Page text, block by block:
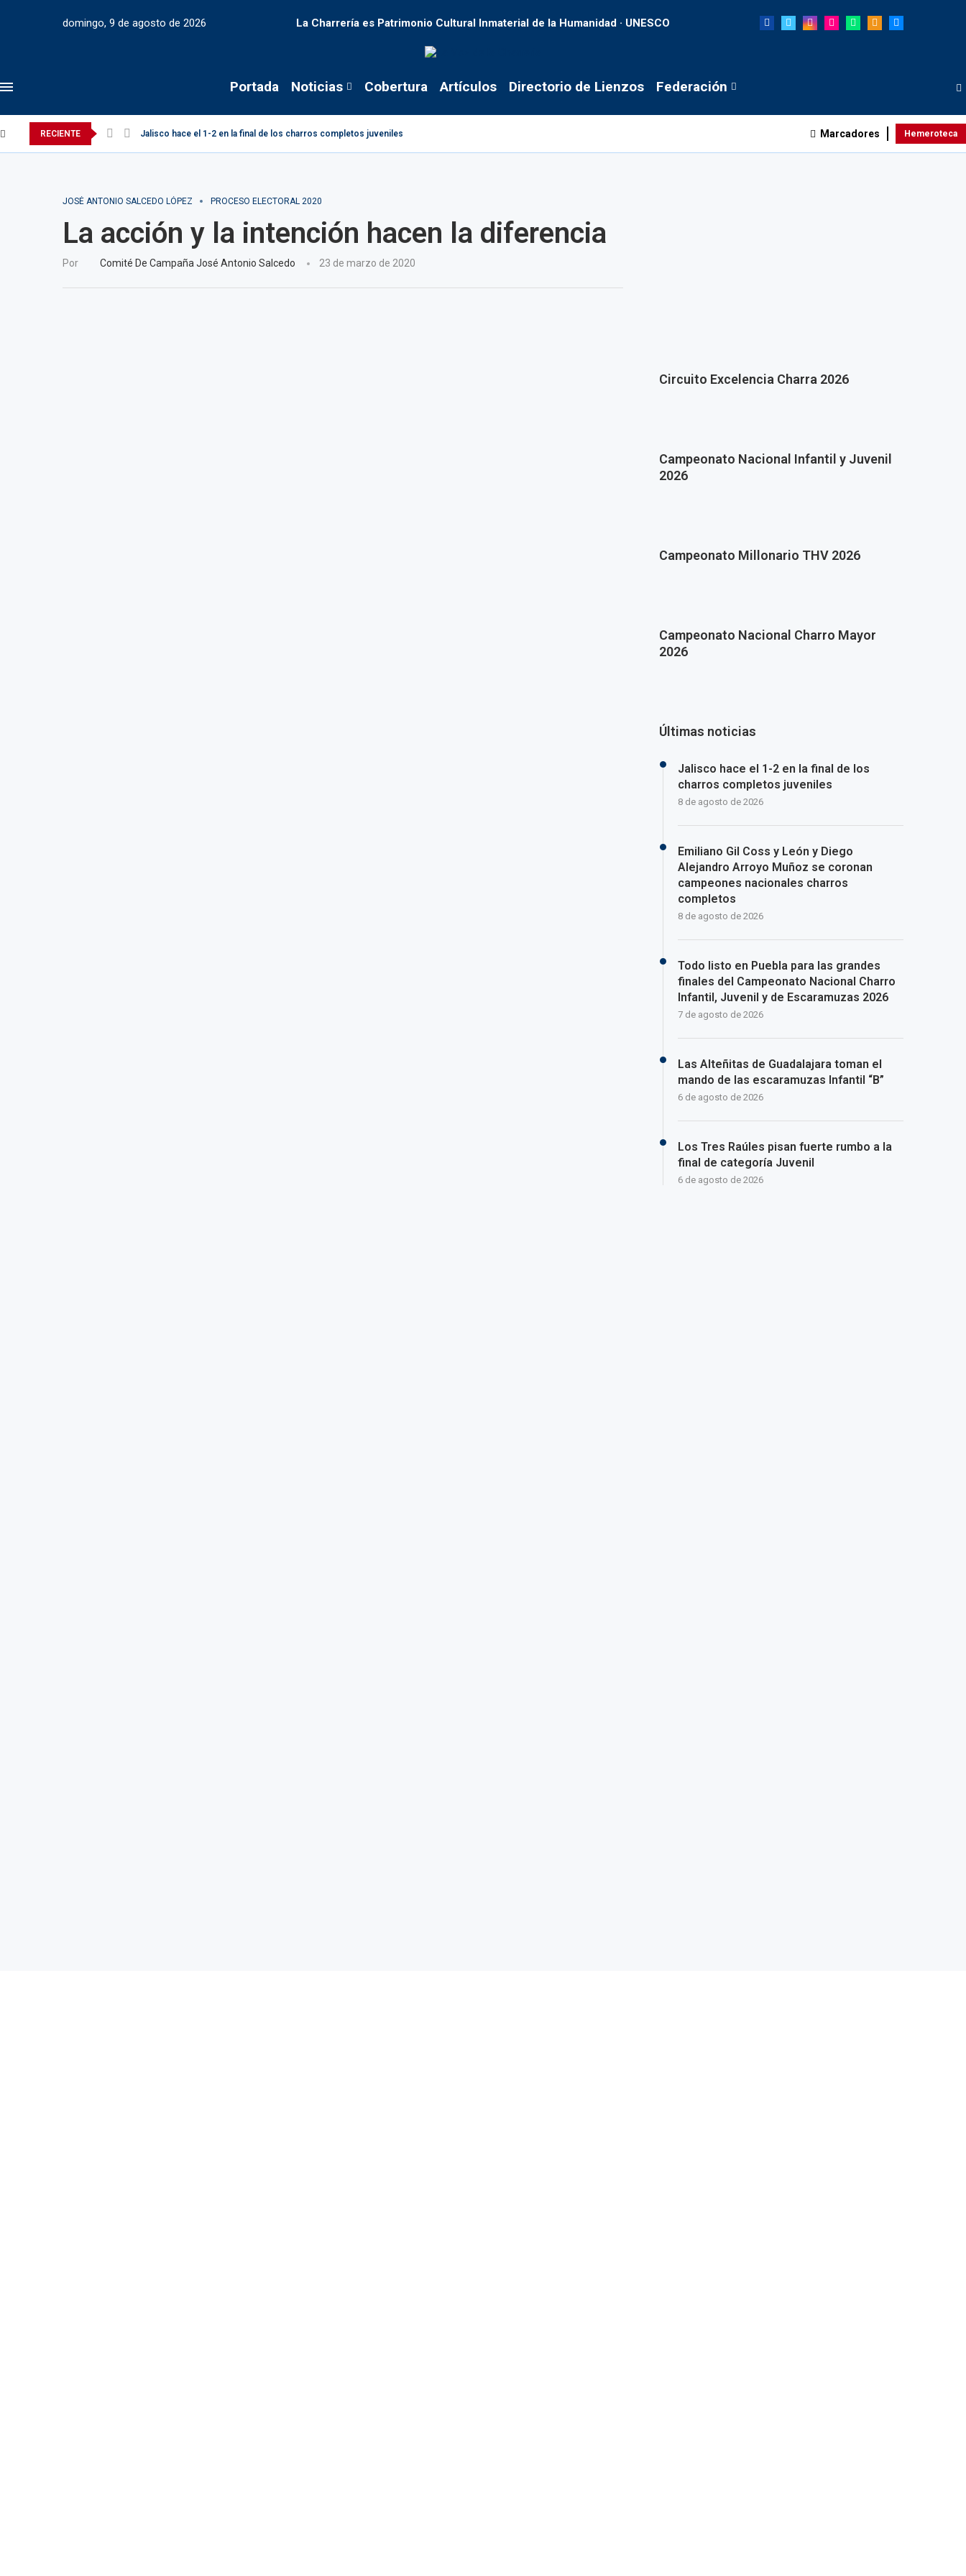
domingo, 9 de agosto de 2026 La Charrería es Patrimonio Cultural Inmaterial de la Humanidad · UNESCO
Portada Noticias Cobertura Artículos Directorio de Lienzos Federación
RECIENTE Jalisco hace el 1-2 en la final de los charros completos juveniles Marcadores Hemeroteca
JOSÉ ANTONIO SALCEDO LÓPEZ PROCESO ELECTORAL 2020
La acción y la intención hacen la diferencia
Por Comité De Campaña José Antonio Salcedo 23 de marzo de 2020
Circuito Excelencia Charra 2026
Campeonato Nacional Infantil y Juvenil
2026
Campeonato Millonario THV 2026
Campeonato Nacional Charro Mayor
2026
Últimas noticias
Jalisco hace el 1-2 en la final de los
charros completos juveniles
8 de agosto de 2026
Emiliano Gil Coss y León y Diego
Alejandro Arroyo Muñoz se coronan
campeones nacionales charros
completos
8 de agosto de 2026
Todo listo en Puebla para las grandes
finales del Campeonato Nacional Charro
Infantil, Juvenil y de Escaramuzas 2026
7 de agosto de 2026
Las Alteñitas de Guadalajara toman el
mando de las escaramuzas Infantil “B”
6 de agosto de 2026
Los Tres Raúles pisan fuerte rumbo a la
final de categoría Juvenil
6 de agosto de 2026